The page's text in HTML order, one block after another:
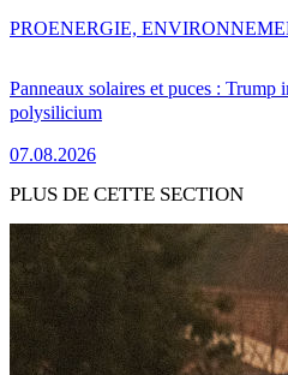
Panneaux solaires et puces : Trump
polysilicium
07.08.2026
PROENERGIE,
PLUS DE CETTE SECTION